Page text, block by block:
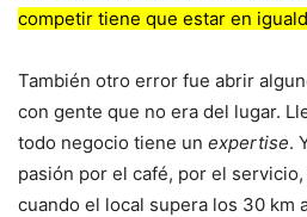
competir tiene que estar en
También otro error fue abrir
con gente que no era del lugar.
todo negocio tiene un expertise.
pasión por el café, por el
cuando el local supera los 30 km